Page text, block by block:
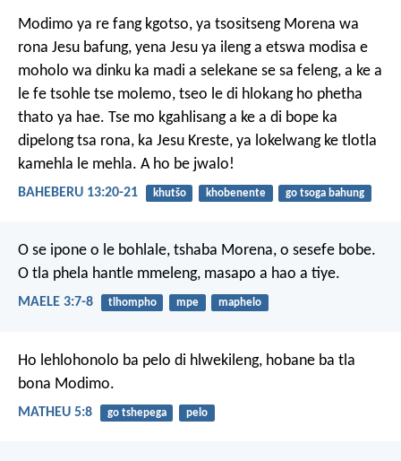
Modimo ya re fang kgotso, ya tsositseng Morena wa
rona Jesu bafung, yena Jesu ya ileng a etswa modisa e
moholo wa dinku ka madi a selekane se sa feleng, a ke a
le fe tsohle tse molemo, tseo le di hlokang ho phetha
thato ya hae. Tse mo kgahlisang a ke a di bope ka
dipelong tsa rona, ka Jesu Kreste, ya lokelwang ke tlotla
kamehla le mehla. A ho be jwalo!
BAHEBERU 13:20-21 khutšo khobenente go tsoga bahung
O se ipone o le bohlale, tshaba Morena, o sesefe bobe.
O tla phela hantle mmeleng, masapo a hao a tiye.
MAELE 3:7-8 tlhompho mpe maphelo
Ho lehlohonolo ba pelo di hlwekileng, hobane ba tla
bona Modimo.
MATHEU 5:8 go tshepega pelo